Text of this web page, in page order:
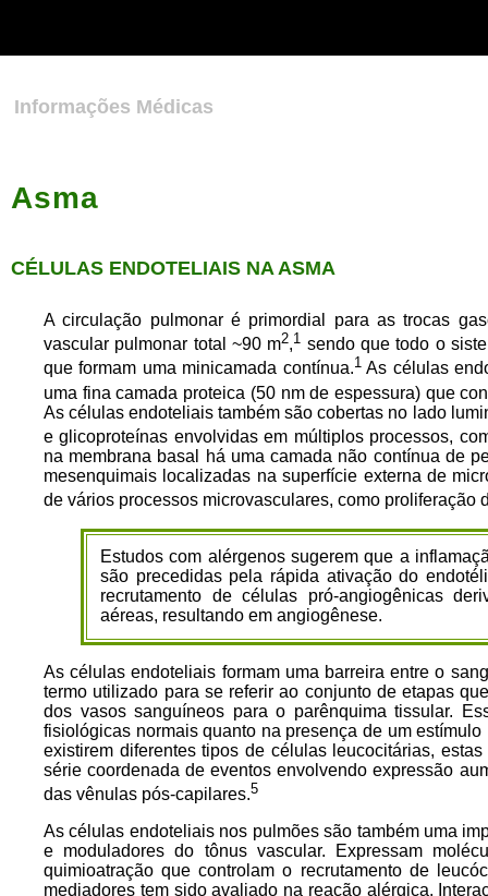
Informações Médicas
Asma
CÉLULAS ENDOTELIAIS NA ASMA
A circulação pulmonar é primordial para as trocas
vascular pulmonar total ~90 m2,1 sendo que todo o
que formam uma minicamada contínua.1As células
uma fina camada proteica (50 nm de espessura) que
As células endoteliais também são cobertas no lado
e glicoproteínas envolvidas em múltiplos processos,
na membrana basal há uma camada não contínua de
mesenquimais localizadas na superfície externa de
de vários processos microvasculares, como proliferação
Estudos com alérgenos sugerem que a
são precedidas pela rápida ativação do
recrutamento de células pró-angiogênicas
aéreas, resultando em angiogênese.
As células endoteliais formam uma barreira entre o
termo utilizado para se referir ao conjunto de etapas
dos vasos sanguíneos para o parênquima tissular.
fisiológicas normais quanto na presença de um
existirem diferentes tipos de células leucocitárias,
série coordenada de eventos envolvendo expressão
das vênulas pós-capilares.5
As células endoteliais nos pulmões são também uma
e moduladores do tônus vascular. Expressam
quimioatração que controlam o recrutamento de
mediadores tem sido avaliado na reação alérgica.